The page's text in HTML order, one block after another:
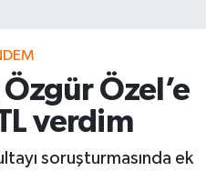
Özel’e
verdim
soruşturmasında ek